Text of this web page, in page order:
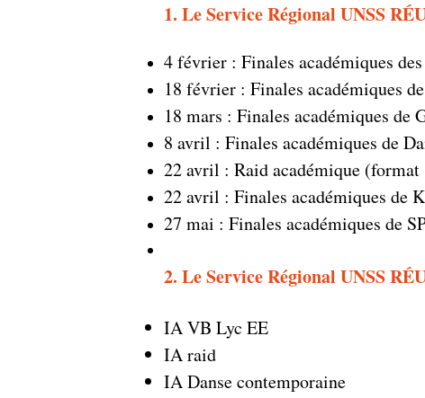
1. Le Service Régional UNSS
4 février : Finales académiques
18 février : Finales académiques
18 mars : Finales académiques de
8 avril : Finales académiques de
22 avril : Raid académique
22 avril : Finales académiques de
27 mai : Finales académiques de
2. Le Service Régional UNSS
IA VB Lyc EE
IA raid
IA Danse contemporaine